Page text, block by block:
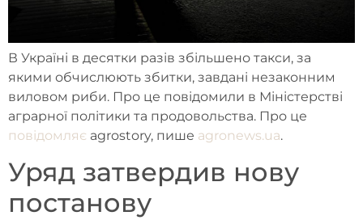
В Україні в десятки разів збільшено такси, за
якими обчислюють збитки, завдані незаконним
виловом риби. Про це повідомили в Міністерстві
аграрної політики та продовольства. Про це
повідомляє agrostory, пише agronews.ua.
Уряд затвердив нову
постанову